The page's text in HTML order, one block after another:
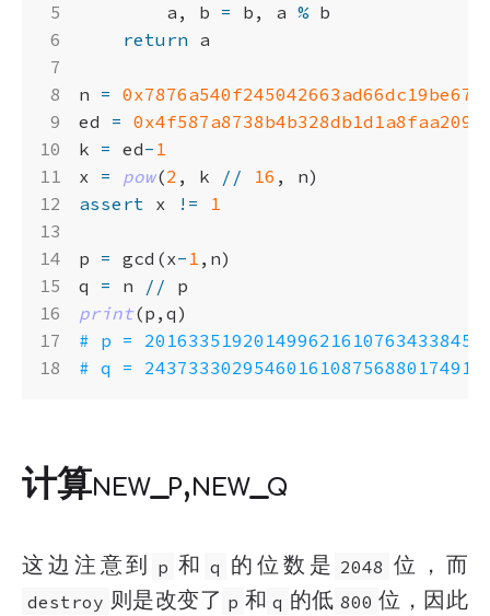
a , b = b , a % b
return a
n =
ed
=
k = ed- 1
x = pow(2 , k // 16 , n)
assert x != 1
p = gcd (x- 1 , n)
q
= n //
p
print(p , q )
# p =
# q =
计算new_p,new_q
这边注意到 p 和 q 的位数是 2048 位，而
destroy 则是改变了 p 和 q 的低 800 位，因此